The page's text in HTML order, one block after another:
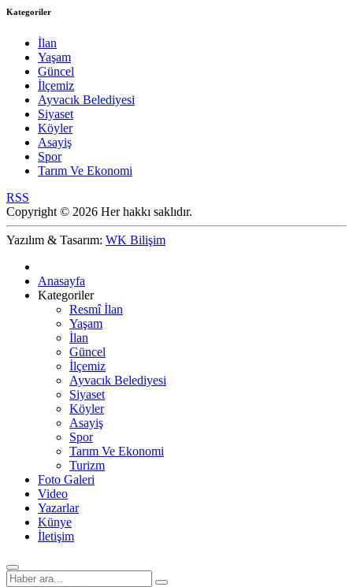
Kategoriler
İlan
Yaşam
Güncel
İlçemiz
Ayvacık Belediyesi
Siyaset
Köyler
Asayiş
Spor
Tarım Ve Ekonomi
RSS
Copyright © 2026 Her hakkı saklıdır.
Yazılım & Tasarım: WK Bilişim
Anasayfa
Kategoriler
Resmî İlan
Yaşam
İlan
Güncel
İlçemiz
Ayvacık Belediyesi
Siyaset
Köyler
Asayiş
Spor
Tarım Ve Ekonomi
Turizm
Foto Galeri
Video
Yazarlar
Künye
İletişim